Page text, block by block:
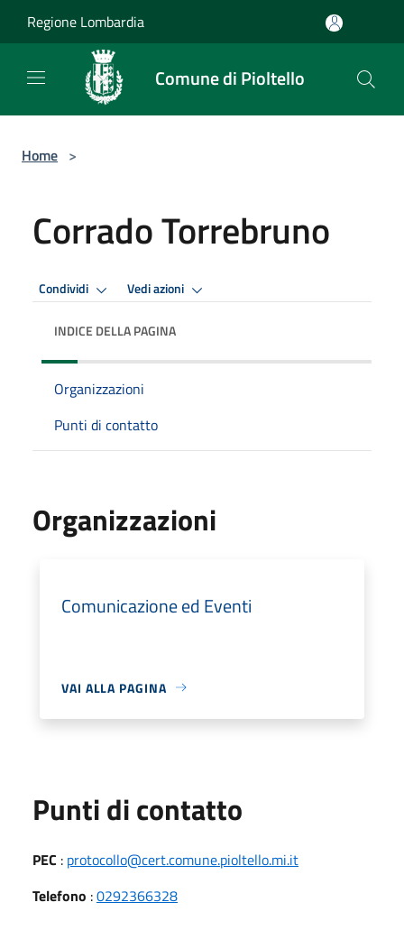
Regione Lombardia
Comune di Pioltello
Home >
Corrado Torrebruno
Condividi Vedi azioni
INDICE DELLA PAGINA
Organizzazioni
Punti di contatto
Organizzazioni
Comunicazione ed Eventi
VAI ALLA PAGINA
Punti di contatto
PEC : protocollo@cert.comune.pioltello.mi.it
Telefono :0292366328